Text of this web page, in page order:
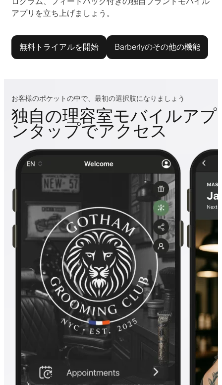
アプリを立ち上げましょう。
無料トライアルを開始 Barberlyのその他の機能
お客様のポケットの中で、最初の選択肢になりましょう
独自の理容室モバイルア
ンタップでアクセス